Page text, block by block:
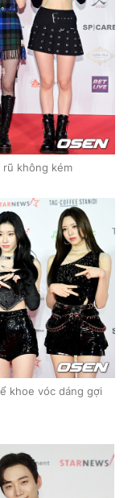
rũ không kém
khoe vóc dáng gợi